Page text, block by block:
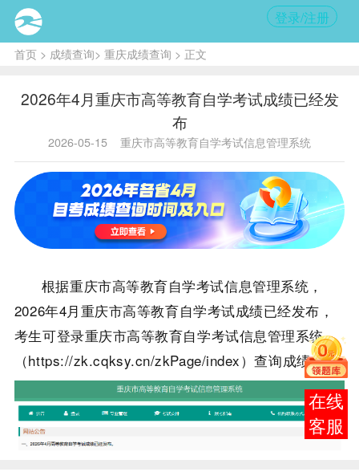
登录/注册
首页> 成绩查询> 重庆成绩查询 > 正文
2026年4月重庆市高等教育自学考试成绩已经发
布
2026-05-15 重庆市高等教育自学考试信息管理系统
根据重庆市高等教育自学考试信息管理系统，
2026年4月重庆市高等教育自学考试成绩已经发布，
考生可登录重庆市高等教育自学考试信息管理系统
（https://zk.cqksy.cn/zkPage/index）查询成绩。
报考
咨询